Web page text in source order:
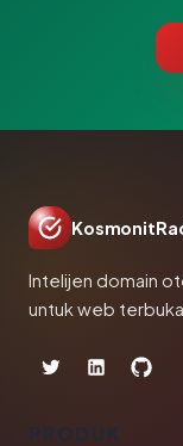
Intelijen domain
untuk web terbuka.
PRODUK